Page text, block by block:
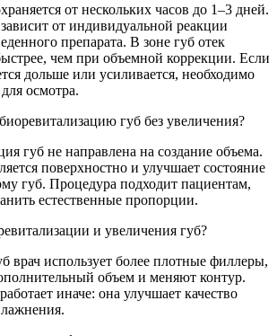
от нескольких часов до 1–3 дней.
от индивидуальной реакции
препарата. В зоне губ отек
чем при объемной коррекции. Если
дольше или усиливается, необходимо
осмотра.
губ без увеличения?
губ не направлена на создание объема.
поверхностно и улучшает состояние
губ. Процедура подходит пациентам,
естественные пропорции.
и увеличения губ?
врач использует более плотные филлеры,
объем и меняют контур.
иначе: она улучшает качество